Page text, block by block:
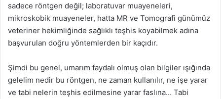
sadece röntgen değil; laboratuvar muayeneleri,
mikroskobik muayeneler, hatta MR ve Tomografi günümüz
veteriner hekimliğinde sağlıklı teşhis koyabilmek adına
başvurulan doğru yöntemlerden bir kaçıdır.
Şimdi bu genel, umarım faydalı olmuş olan bilgiler ışığında
gelelim nedir bu röntgen, ne zaman kullanılır, ne işe yarar
ve tabi nelerin teşhis edilmesine yarar faslına… Tabi